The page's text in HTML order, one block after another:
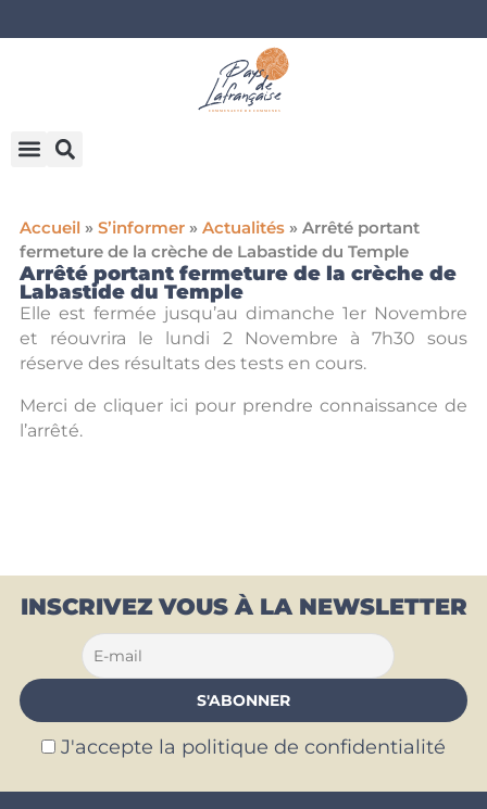
Accueil » S’informer» Actualités» Arrêté portant
fermeture de la crèche de Labastide du Temple
Arrêté portant fermeture de la crèche de
Labastide du Temple
Elle est fermée jusqu’au dimanche 1er Novembre
et réouvrira le lundi 2 Novembre à 7h30 sous
réserve des résultats des tests en cours.
Merci de cliquerici pour prendre connaissance de
l’arrêté.
INSCRIVEZ VOUS À LA NEWSLETTER
J'accepte la politique de confidentialité